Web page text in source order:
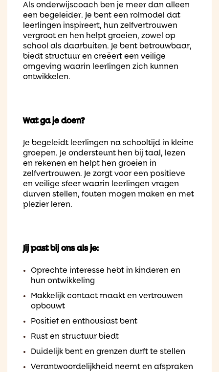
Als onderwijscoach ben je meer dan alleen
een begeleider. Je bent een rolmodel dat
leerlingen inspireert, hun zelfvertrouwen
vergroot en hen helpt groeien, zowel op
school als daarbuiten. Je bent betrouwbaar,
biedt structuur en creëert een veilige
omgeving waarin leerlingen zich kunnen
ontwikkelen.
Wat ga je doen?
Je begeleidt leerlingen na schooltijd in kleine
groepen. Je ondersteunt hen bij taal, lezen
en rekenen en helpt hen groeien in
zelfvertrouwen. Je zorgt voor een positieve
en veilige sfeer waarin leerlingen vragen
durven stellen, fouten mogen maken en met
plezier leren.
Jij past bij ons als je:
Oprechte interesse hebt in kinderen en
hun ontwikkeling
Makkelijk contact maakt en vertrouwen
opbouwt
Positief en enthousiast bent
Rust en structuur biedt
Duidelijk bent en grenzen durft te stellen
Verantwoordelijkheid neemt en afspraken